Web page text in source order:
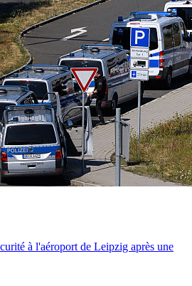
à l'aéroport de Leipzig après une